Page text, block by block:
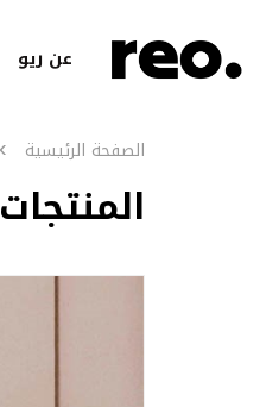
عن ريو
الصفحة الرئيسية
المنتجات